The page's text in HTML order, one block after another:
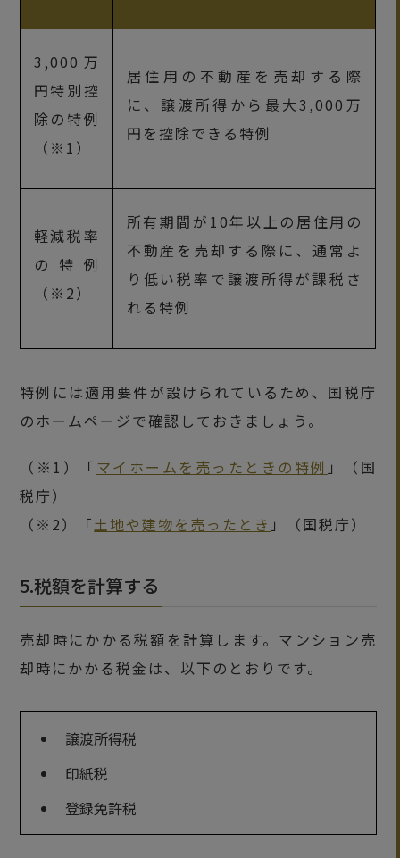
3,000万
円特別控
除の特例
（※1）
居住用の不動産を売却する際
に、譲渡所得から最大3,000万
円を控除できる特例
軽減税率
の特例
（※2）
所有期間が10年以上の居住用の
不動産を売却する際に、通常よ
り低い税率で譲渡所得が課税さ
れる特例
特例には適用要件が設けられているため、国税庁
のホームページで確認しておきましょう。
（※1）「 マイホームを売ったときの特例 」（国
税庁）
（※2）「土地や建物を売ったとき 」（国税庁）
5.税額を計算する
売却時にかかる税額を計算します。マンション売
却時にかかる税金は、以下のとおりです。
譲渡所得税
印紙税
登録免許税